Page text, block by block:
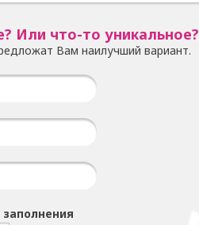
Или что-то уникальное?
Вам наилучший вариант.